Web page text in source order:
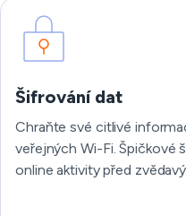
Šifrování dat
Chraňte své citlivé
veřejných Wi-Fi. Špičkové
online aktivity před